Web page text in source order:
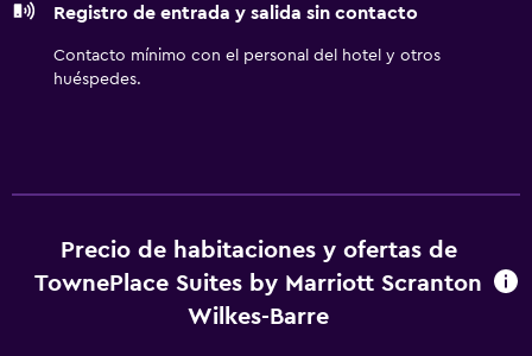
hipoalergénicos, cambio de toallas y cambio de sábanas.
Se ofrece servicio de limpieza a petición. En el
alojamiento hay piscina cubierta y bañera de hidromasaje.
indican más abajo en las instalaciones o cerca del
Registro de entrada y salida sin contacto
Contacto mínimo con el personal del hotel y otros
huéspedes.
Precio de habitaciones y ofertas de
TownePlace Suites by Marriott Scranton
Wilkes-Barre